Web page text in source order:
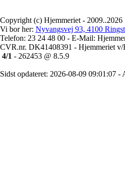
Copyright (c) Hjemmeriet - 2009..2026
Vi bor her: Nyvangsvej 93, 4100
Telefon: 23 24 48 00 - E-Mail:
CVR.nr. DK41408391 - Hjemmeriet v/
4/1 - 262453 @ 8.5.9
Sidst opdateret: 2026-08-09 09:01:07 -